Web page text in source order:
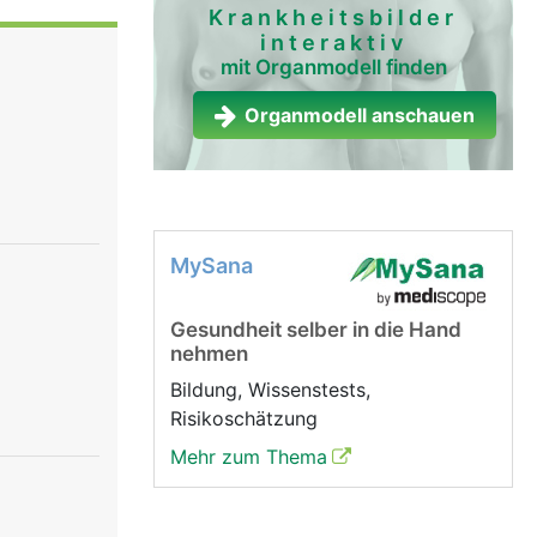
Krankheitsbilder
interaktiv
mit Organmodell finden
Organmodell anschauen
MySana
Gesundheit selber in die Hand
nehmen
Bildung, Wissenstests,
Risikoschätzung
Mehr zum Thema